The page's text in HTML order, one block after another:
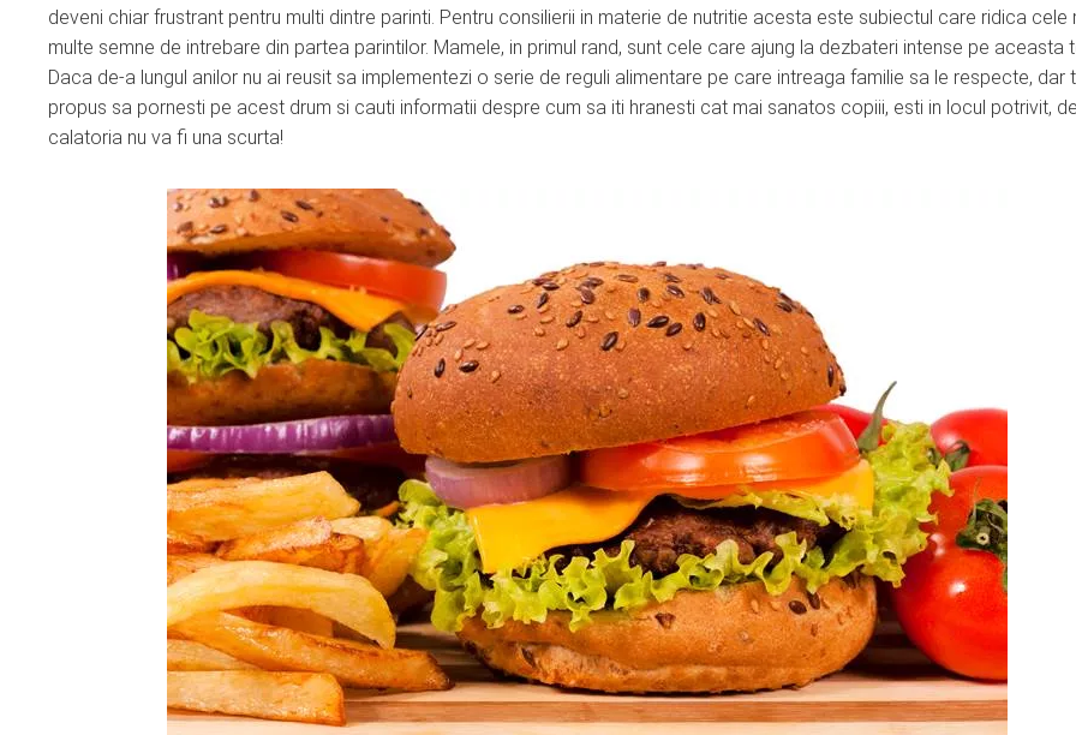
deveni chiar frustrant pentru multi dintre parinti. Pentru consilierii in materie de nutritie acesta este subiectul care ridica cele
multe semne de intrebare din partea parintilor. Mamele, in primul rand, sunt cele care ajung la dezbateri intense pe aceasta
Daca de-a lungul anilor nu ai reusit sa implementezi o serie de reguli alimentare pe care intreaga familie sa le respecte, dar
propus sa pornesti pe acest drum si cauti informatii despre cum sa iti hranesti cat mai sanatos copiii, esti in locul potrivit,
calatoria nu va fi una scurta!